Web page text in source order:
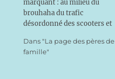
marquant : au milieu du
brouhaha du trafic
désordonné des scooters et
dérapages sur les pavés, des
touristes dégustant des
Dans "La page des pères de
famille"